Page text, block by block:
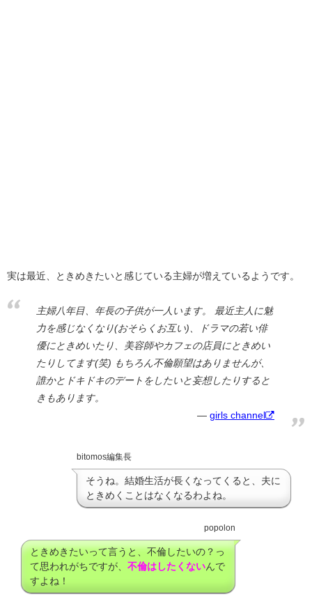
実は最近、ときめきたいと感じている主婦が増えているようです。
主婦八年目、年長の子供が一人います。 最近主人に魅
力を感じなくなり(おそらくお互い)、ドラマの若い俳
優にときめいたり、美容師やカフェの店員にときめい
たりしてます(笑) もちろん不倫願望はありませんが、
誰かとドキドキのデートをしたいと妄想したりすると
きもあります。
girls channel
bitomos編集長
そうね。結婚生活が長くなってくると、夫に
ときめくことはなくなるわよね。
popolon
ときめきたいって言うと、不倫したいの？っ
て思われがちですが、 不倫はしたくないんで
すよね！